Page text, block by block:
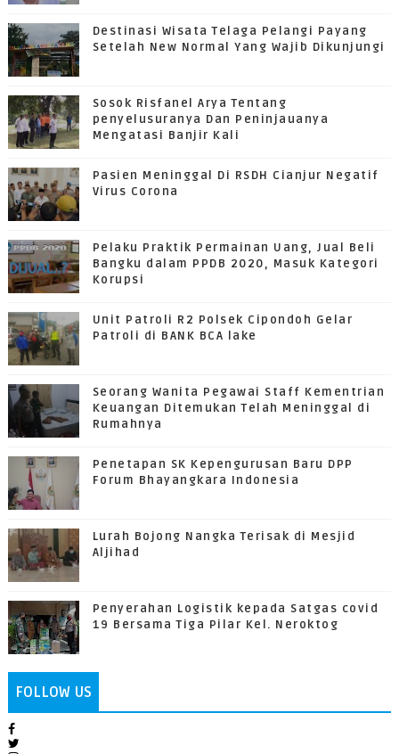
Destinasi Wisata Telaga Pelangi Payang
Setelah New Normal Yang Wajib Dikunjungi
Sosok Risfanel Arya Tentang
penyelusuranya Dan Peninjauanya
Mengatasi Banjir Kali
Pasien Meninggal Di RSDH Cianjur Negatif
Virus Corona
Pelaku Praktik Permainan Uang, Jual Beli
Bangku dalam PPDB 2020, Masuk Kategori
Korupsi
Unit Patroli R2 Polsek Cipondoh Gelar
Patroli di BANK BCA lake
Seorang Wanita Pegawai Staff Kementrian
Keuangan Ditemukan Telah Meninggal di
Rumahnya
Penetapan SK Kepengurusan Baru DPP
Forum Bhayangkara Indonesia
Lurah Bojong Nangka Terisak di Mesjid
Aljihad
Penyerahan Logistik kepada Satgas covid
19 Bersama Tiga Pilar Kel. Neroktog
FOLLOW US